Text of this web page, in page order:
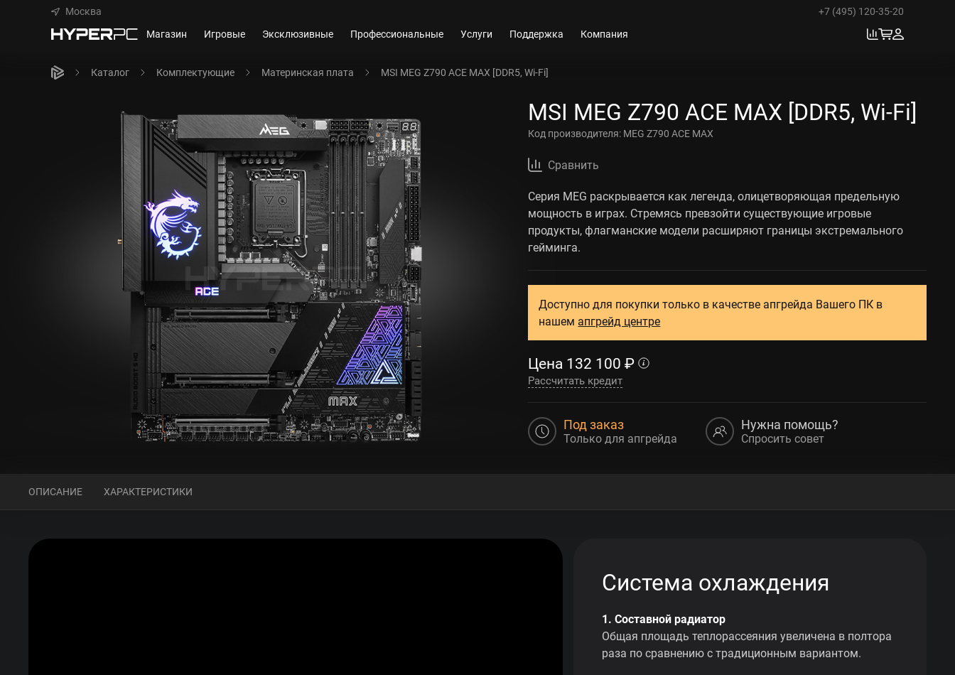
Москва
+7 (495) 120-35-20
Магазин
Игровые Эксклюзивные Профессиональные Услуги Поддержка Компания
Каталог Комплектующие Материнская плата MSI MEG Z790 ACE MAX [DDR5, Wi-Fi]
MSI MEG Z790 ACE MAX [DDR5, Wi-Fi]
Код производителя: MEG Z790 ACE MAX
Сравнить
Серия MEG раскрывается как легенда, олицетворяющая предельную
мощность в играх. Стремясь превзойти существующие игровые
продукты, флагманские модели расширяют границы экстремального
гейминга.
Доступно для покупки только в качестве апгрейда Вашего ПК в
нашем апгрейд центре
Цена 132 100 ₽
Рассчитать кредит
Под заказ
Только для апгрейда
Нужна помощь?
Спросить совет
ОПИСАНИЕ ХАРАКТЕРИСТИКИ
Система охлаждения
1. Составной радиатор
Общая площадь теплорассеяния увеличена в полтора
раза по сравнению с традиционным вариантом.